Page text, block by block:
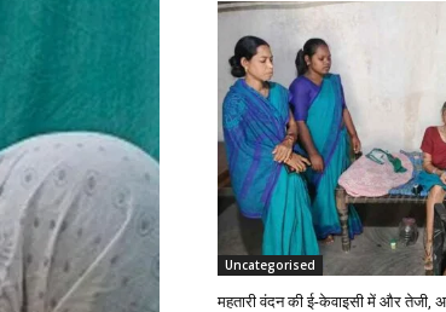
Uncategorised
महतारी वंदन की ई-केवाइसी में और तेजी,